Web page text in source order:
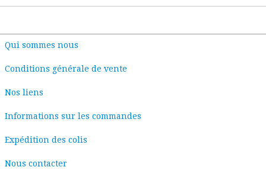
Qui sommes nous
Conditions générale de vente
Nos liens
Informations sur les commandes
Expédition des colis
Nous contacter